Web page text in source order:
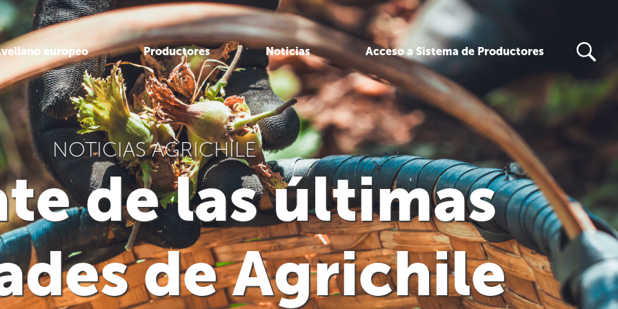
europeo Productores Noticias Acceso a Sistema de Productores
NOTICIAS AGRICHILE
de las últimas
de Agrichile